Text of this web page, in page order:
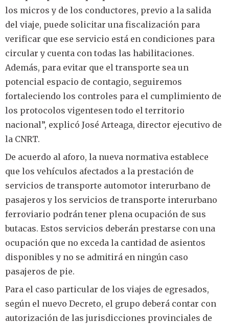
los micros y de los conductores, previo a la salida
del viaje, puede solicitar una fiscalización para
verificar que ese servicio está en condiciones para
circular y cuenta con todas las habilitaciones.
Además, para evitar que el transporte sea un
potencial espacio de contagio, seguiremos
fortaleciendo los controles para el cumplimiento de
los protocolos vigentesen todo el territorio
nacional”, explicó José Arteaga, director ejecutivo de
la CNRT.
De acuerdo al aforo, la nueva normativa establece
que los vehículos afectados a la prestación de
servicios de transporte automotor interurbano de
pasajeros y los servicios de transporte interurbano
ferroviario podrán tener plena ocupación de sus
butacas. Estos servicios deberán prestarse con una
ocupación que no exceda la cantidad de asientos
disponibles y no se admitirá en ningún caso
pasajeros de pie.
Para el caso particular de los viajes de egresados,
según el nuevo Decreto, el grupo deberá contar con
autorización de las jurisdicciones provinciales de